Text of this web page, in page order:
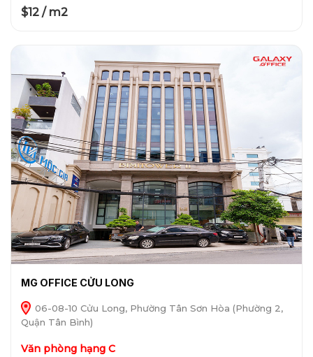
$12 / m2
MG OFFICE CỬU LONG
06-08-10 Cửu Long, Phường Tân Sơn Hòa (Phường 2,
Quận Tân Bình)
Văn phòng hạng C